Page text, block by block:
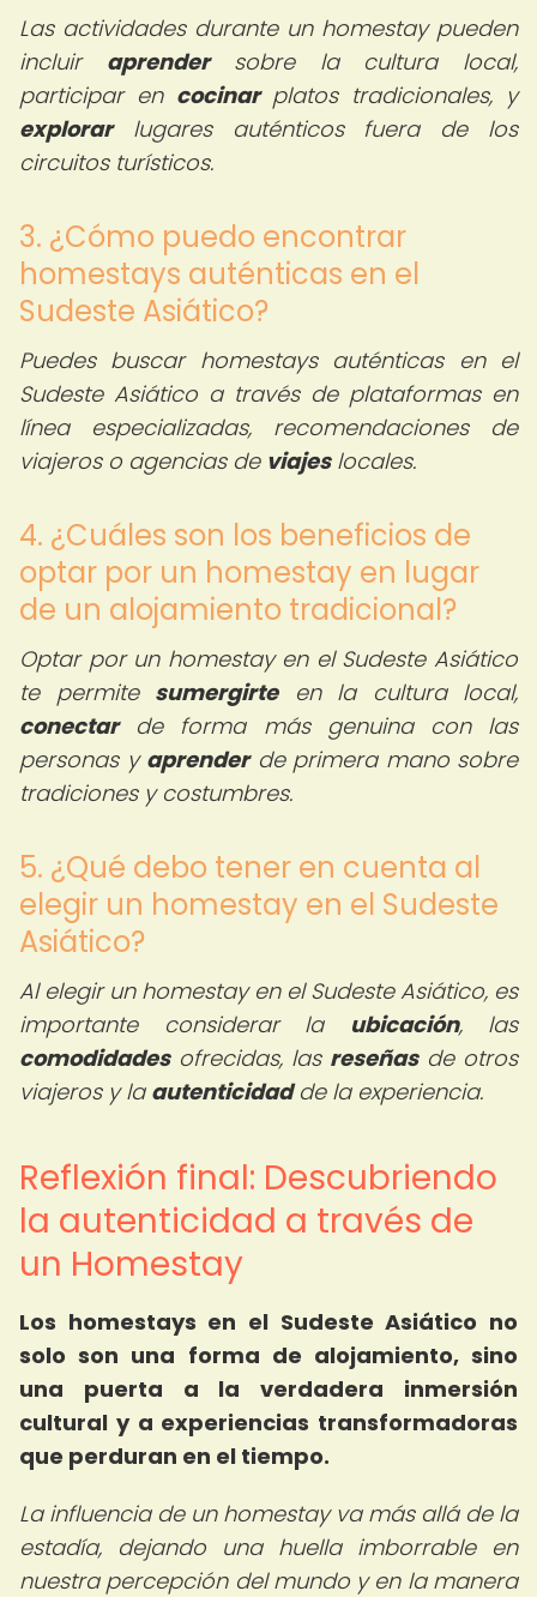
Las actividades durante un homestay pueden
incluir aprendersobre la cultura local,
participar en cocinarplatos tradicionales, y
explorarlugares auténticos fuera de los
circuitos turísticos.
3. ¿Cómo puedo encontrar
homestays auténticas en el
Sudeste Asiático?
Puedes buscar homestays auténticas en el
Sudeste Asiático a través de plataformas en
línea especializadas, recomendaciones de
viajeros o agencias de viajeslocales.
4. ¿Cuáles son los beneficios de
optar por un homestay en lugar
de un alojamiento tradicional?
Optar por un homestay en el Sudeste Asiático
te permite sumergirteen la cultura local,
conectarde forma más genuina con las
personas y aprenderde primera mano sobre
tradiciones y costumbres.
5. ¿Qué debo tener en cuenta al
elegir un homestay en el Sudeste
Asiático?
Al elegir un homestay en el Sudeste Asiático, es
importante considerar la ubicación, las
comodidadesofrecidas, las reseñasde otros
viajeros y la autenticidadde la experiencia.
Reflexión final: Descubriendo
la autenticidad a través de
un Homestay
Los homestays en el Sudeste Asiático no
solo son una forma de alojamiento, sino
una puerta a la verdadera inmersión
cultural y a experiencias transformadoras
que perduran en el tiempo.
La influencia de un homestay va más allá de la
estadía, dejando una huella imborrable en
nuestra percepción del mundo y en la manera